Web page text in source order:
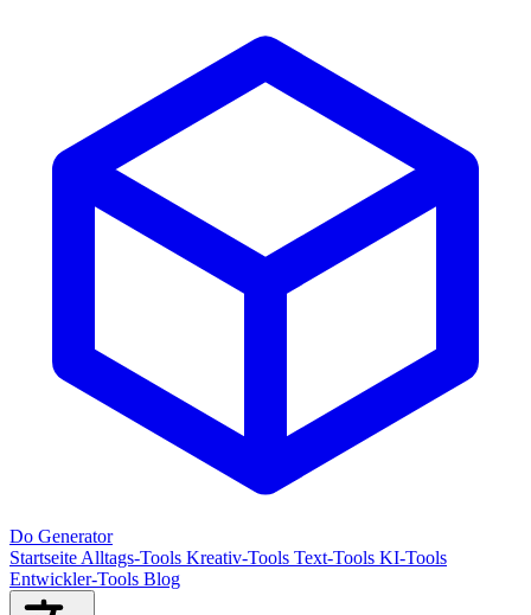
Do Generator
Startseite Alltags-Tools Kreativ-Tools Text-Tools KI-Tools
Entwickler-Tools Blog